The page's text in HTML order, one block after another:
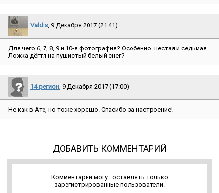
Valdis, 9 Декабря 2017 (21:41)
Для чего 6, 7, 8, 9 и 10-я фотография? Особенно шестая и седьмая.
Ложка дёгтя на пушистый белый снег?
14 регион, 9 Декабря 2017 (17:00)
Не как в Ате, но тоже хорошо. Спасибо за настроение!
ДОБАВИТЬ КОММЕНТАРИЙ
Комментарии могут оставлять только
зарегистрированные пользователи.